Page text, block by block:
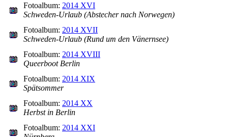
Fotoalbum: 2014 XVI
Schweden-Urlaub (Abstecher nach Norwegen)
Fotoalbum: 2014 XVII
Schweden-Urlaub (Rund um den Vänernsee)
Fotoalbum: 2014 XVIII
Queerboot Berlin
Fotoalbum: 2014 XIX
Spätsommer
Fotoalbum: 2014 XX
Herbst in Berlin
Fotoalbum: 2014 XXI